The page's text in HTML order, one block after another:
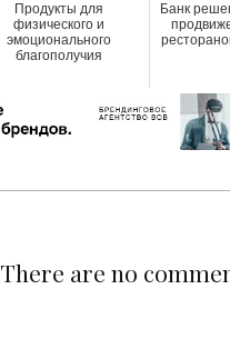
Продукты для
физического и
эмоционального
благополучия
Банк
There are no